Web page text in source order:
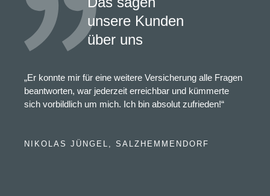
unsere Kunden
über uns
„Er konnte mir für eine weitere Versicherung alle Fragen
beantworten, war jederzeit erreichbar und kümmerte
sich vorbildlich um mich. Ich bin absolut zufrieden!“
NIKOLAS JÜNGEL, SALZHEMMENDORF